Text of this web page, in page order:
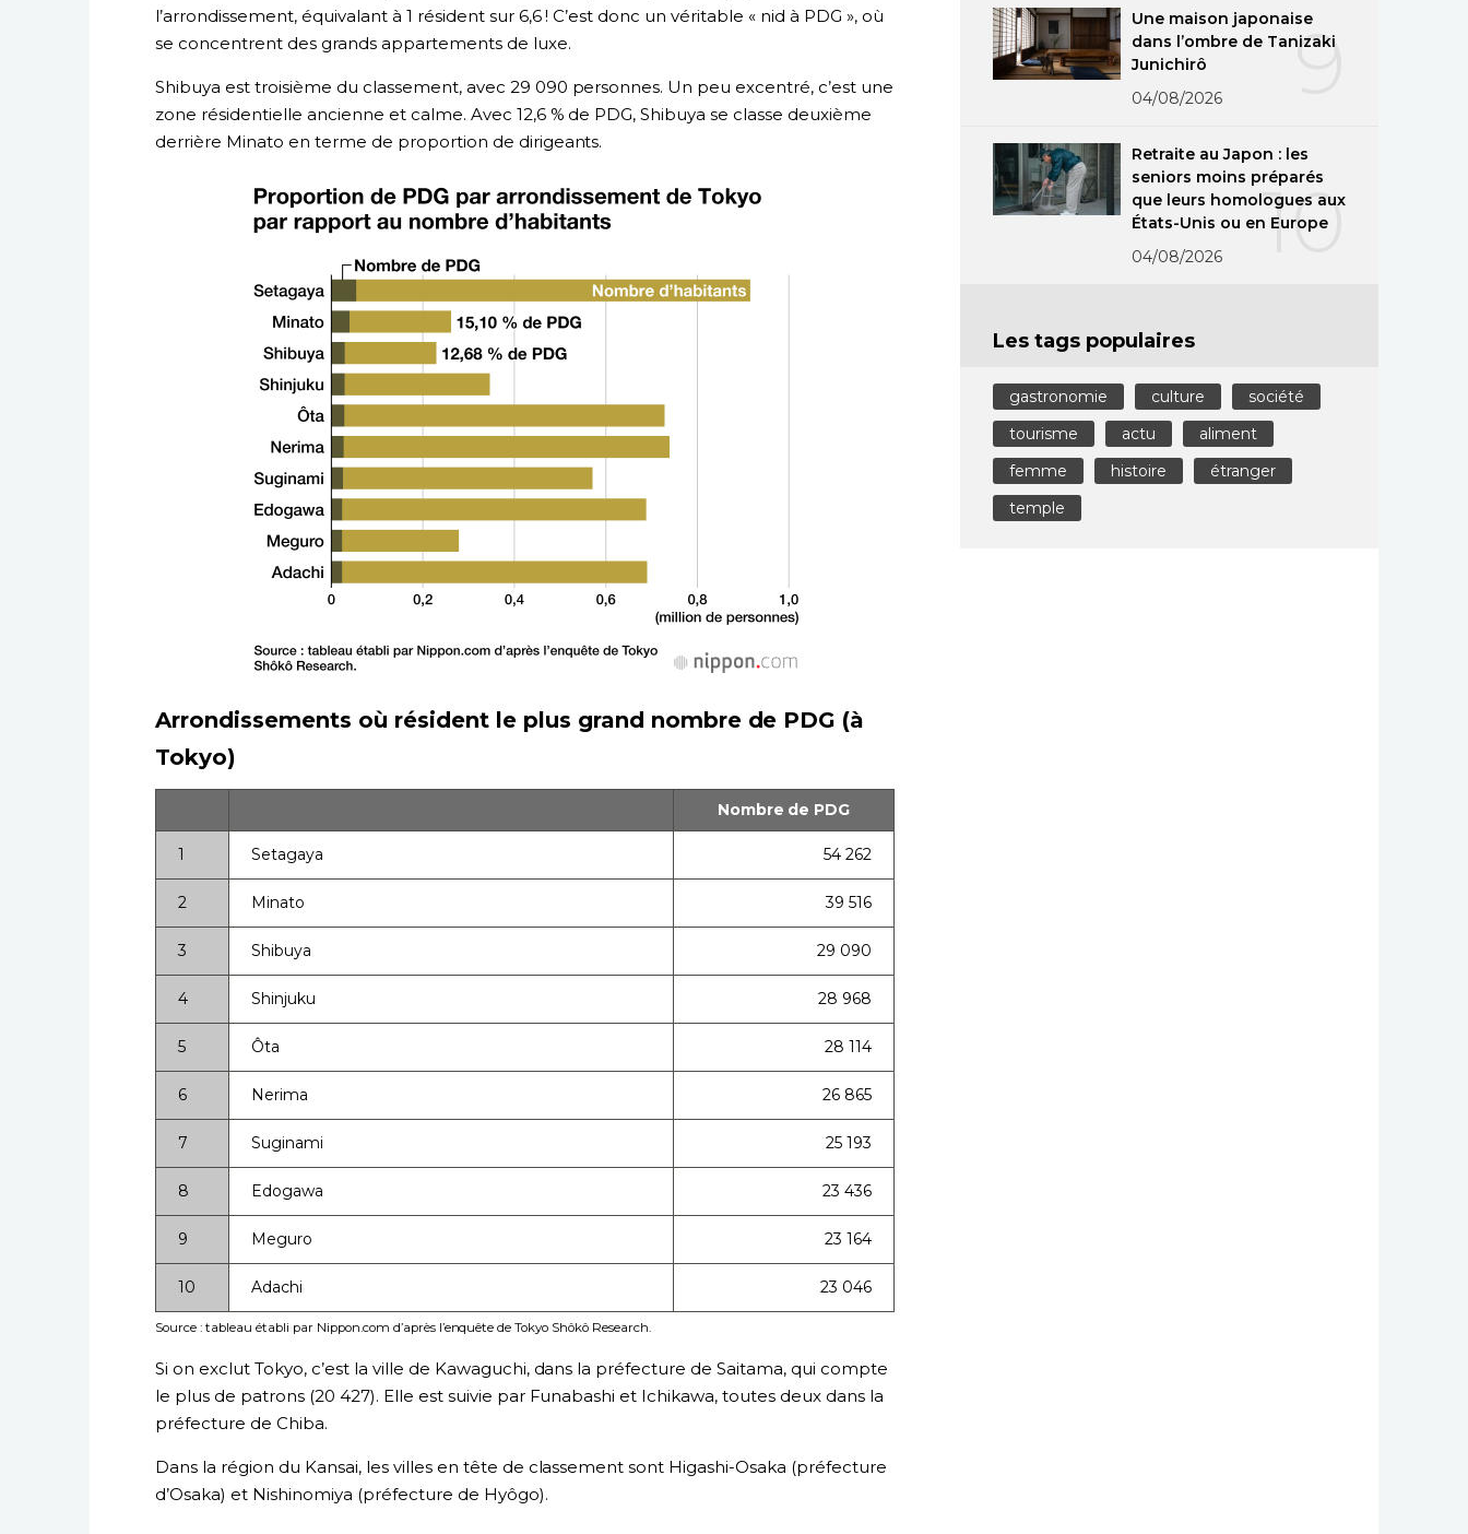
l’arrondissement, équivalant à 1 résident sur 6,6 ! C’est donc un véritable « nid à PDG », où
se concentrent des grands appartements de luxe.
Shibuya est troisième du classement, avec 29 090 personnes. Un peu excentré, c’est une
zone résidentielle ancienne et calme. Avec 12,6 % de PDG, Shibuya se classe deuxième
derrière Minato en terme de proportion de dirigeants.
Arrondissements où résident le plus grand nombre de PDG (à
Tokyo)
Nombre de PDG
1 Setagaya 54 262
2 Minato 39 516
3 Shibuya 29 090
4 Shinjuku 28 968
5 Ôta 28 114
6 Nerima 26 865
7 Suginami 25 193
8 Edogawa 23 436
9 Meguro 23 164
10 Adachi 23 046
Source : tableau établi par Nippon.com d’après l’enquête de Tokyo Shôkô Research.
Si on exclut Tokyo, c’est la ville de Kawaguchi, dans la préfecture de Saitama, qui compte
le plus de patrons (20 427). Elle est suivie par Funabashi et Ichikawa, toutes deux dans la
préfecture de Chiba.
Dans la région du Kansai, les villes en tête de classement sont Higashi-Osaka (préfecture
d’Osaka) et Nishinomiya (préfecture de Hyôgo).
9
Une maison japonaise
dans l’ombre de Tanizaki
Junichirô
04/08/2026
10
Retraite au Japon : les
seniors moins préparés
que leurs homologues aux
États-Unis ou en Europe
04/08/2026
Les tags populaires
gastronomie culture
société
tourisme
actu
aliment
femme
histoire
étranger
temple